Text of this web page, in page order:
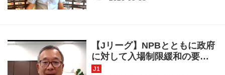
【Jリーグ】NPBとともに政府
に対して入場制限緩和の要望
書提出へ